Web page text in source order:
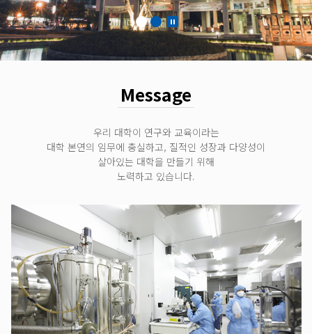
Message
우리 대학이 연구와 교육이라는
대학 본연의 임무에 충실하고, 질적인 성장과 다양성이
살아있는 대학을 만들기 위해
노력하고 있습니다.